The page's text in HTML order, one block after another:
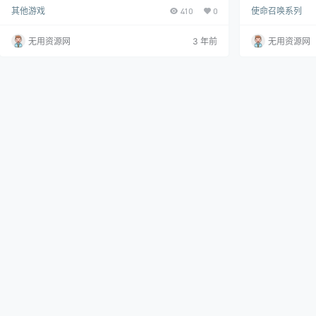
其他游戏 410 0
无用资源网 3 年前
将DLL注入到游戏
使命召唤系列
无用资源网